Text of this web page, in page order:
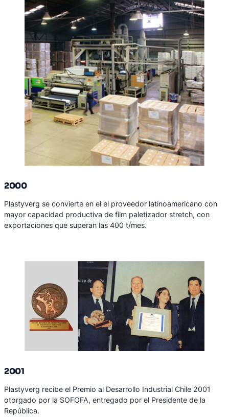
2000
Plastyverg se convierte en el el proveedor latinoamericano con
mayor capacidad productiva de film paletizador stretch, con
exportaciones que superan las 400 t/mes.
2001
Plastyverg recibe el Premio al Desarrollo Industrial Chile 2001
otorgado por la SOFOFA, entregado por el Presidente de la
República.